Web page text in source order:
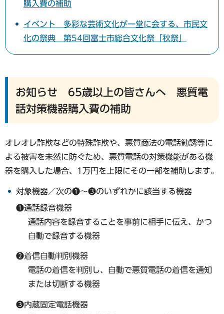
購入費の補助
イベント 多彩な芸術文化が一堂に会する、市民文
化の祭典 第54回富士市総合文化祭「秋祭」
お知らせ 65歳以上の皆さんへ 悪質電
話対策機器購入費の補助
オレオレ詐欺などの特殊詐欺や、悪質商法の電話勧誘等に
よる被害を未然に防ぐため、悪質電話の対策機能がある機
器を購入した場合、1万円を上限にその一部を補助します。
対象機器／次の❶〜❸のいずれかに該当する機器
❶通話録音機器
通話内容を録音することを事前に相手に伝え、かつ
自動で録音する機器
❷着信自動判別機器
電話の着信を判別し、自動で悪質電話の着信を通知
または切断する機器
❸内蔵固定電話機器